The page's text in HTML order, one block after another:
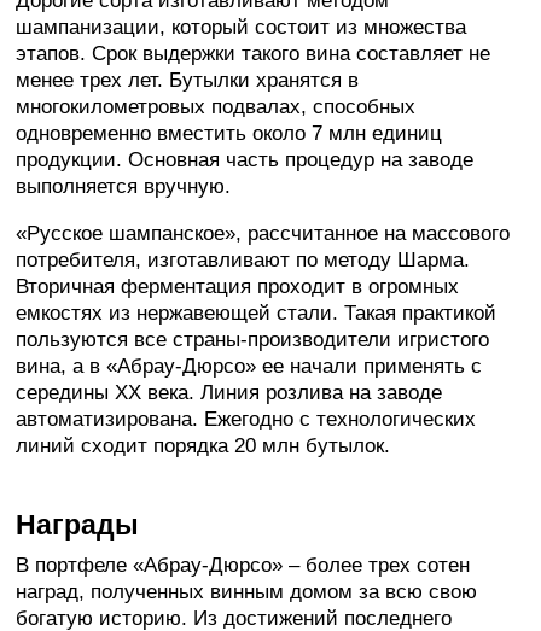
шампанизации, который состоит из множества
этапов. Срок выдержки такого вина составляет не
менее трех лет. Бутылки хранятся в
многокилометровых подвалах, способных
одновременно вместить около 7 млн единиц
продукции. Основная часть процедур на заводе
выполняется вручную.
«Русское шампанское», рассчитанное на массового
потребителя, изготавливают по методу Шарма.
Вторичная ферментация проходит в огромных
емкостях из нержавеющей стали. Такая практикой
пользуются все страны-производители игристого
вина, а в «Абрау-Дюрсо» ее начали применять с
середины XX века. Линия розлива на заводе
автоматизирована. Ежегодно с технологических
линий сходит порядка 20 млн бутылок.
Награды
В портфеле «Абрау-Дюрсо» – более трех сотен
наград, полученных винным домом за всю свою
богатую историю. Из достижений последнего